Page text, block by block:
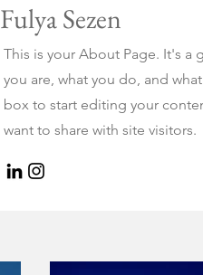
Fulya Sezen
This is your About Page. It's
you are, what you do, and
box to start editing your
want to share with site visitors.